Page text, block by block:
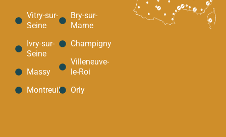
Vitry-sur-
Seine
Ivry-sur-
Seine
Massy
Montreuil
Bry-sur-
Marne
Champigny
Villeneuve-
le-Roi
Orly